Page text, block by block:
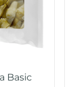
Basic